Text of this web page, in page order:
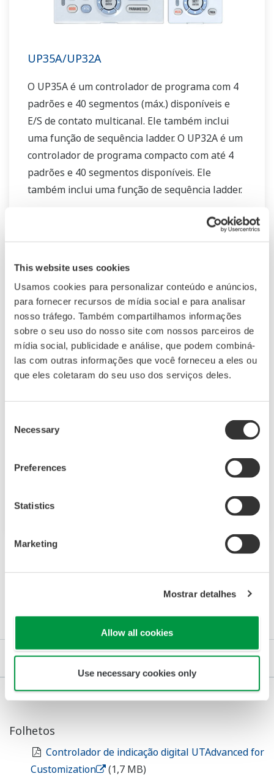
This website uses cookies
Usamos cookies para personalizar conteúdo e anúncios,
para fornecer recursos de mídia social e para analisar
nosso tráfego. Também compartilhamos informações
sobre o seu uso do nosso site com nossos parceiros de
mídia social, publicidade e análise, que podem combiná-
las com outras informações que você forneceu a eles ou
que eles coletaram do seu uso dos serviços deles.
Selection
Necessary
Preferences
Statistics
Marketing
Mostrar detalhes
Allow all cookies
Use necessary cookies only
UP35A/UP32A
O UP35A é um controlador de programa com 4
padrões e 40 segmentos (máx.) disponíveis e
E/S de contato multicanal. Ele também inclui
uma função de sequência ladder. O UP32A é um
controlador de programa compacto com até 4
padrões e 40 segmentos disponíveis. Ele
também inclui uma função de sequência ladder.
tamanho 1/4 DIN recém-lançado que oferece
simultâneo de 8 eventos PV, 16 eventos de
sequência ladder está incluída como padrão.
Downloads
Folhetos
Folhetos
Controlador de indicação digital UTAdvanced for
Customization
(1,7 MB)